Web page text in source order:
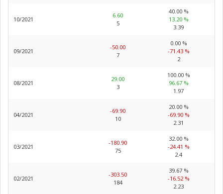
10/2021
6.60
5
40.00 %
13.20 %
3.39
09/2021
-50.00
7
0.00 %
-71.43 %
2
08/2021
29.00
3
100.00 %
96.67 %
1.97
04/2021
-69.90
10
20.00 %
-69.90 %
2.31
03/2021
-180.90
75
32.00 %
-24.41 %
2.4
02/2021
-303.50
184
39.67 %
-16.52 %
2.23